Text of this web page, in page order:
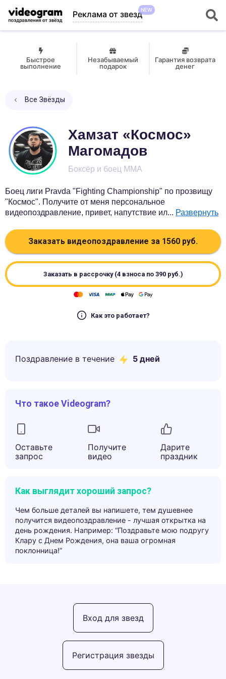
Реклама от звездNEW
Быстрое
выполнение
Незабываемый
подарок
Гарантия возврата
денег
Все Звёзды
Хамзат «Космос»
Магомадов
Боксёр и боец MMA
Боец лиги Pravda "Fighting Championship" по прозвищу
"Космос". Получите от меня персональное
видеопоздравление, привет, напутствие ил... Развернуть
Заказать видеопоздравление за 1560 руб.
Заказать в рассрочку (4 взноса по 390руб.)
Как это работает?
Поздравление в течение 5 дней
Что такое Videogram?
Оставьте
запрос
Получите
видео
Дарите
праздник
Как выглядит хороший запрос?
Чем больше деталей вы напишете, тем душевнее
получится видеопоздравление - лучшая открытка на
день рождения. Например: “Поздравьте мою подругу
Клару с Днем Рождения, она ваша огромная
поклонница!”
Регистрация звезды
Вход для звезд